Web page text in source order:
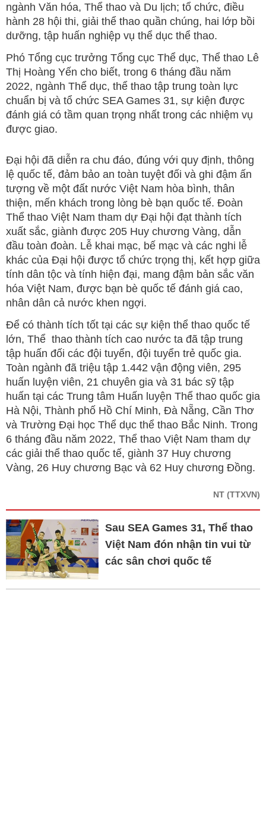
ngành Văn hóa, Thể thao và Du lịch; tổ chức, điều
hành 28 hội thi, giải thể thao quần chúng, hai lớp bồi
dưỡng, tập huấn nghiệp vụ thể dục thể thao.
Phó Tổng cục trưởng Tổng cục Thể dục, Thể thao Lê
Thị Hoàng Yến cho biết, trong 6 tháng đầu năm
2022, ngành Thể dục, thể thao tập trung toàn lực
chuẩn bị và tổ chức SEA Games 31, sự kiện được
đánh giá có tầm quan trọng nhất trong các nhiệm vụ
được giao.
Đại hội đã diễn ra chu đáo, đúng với quy định, thông
lệ quốc tế, đảm bảo an toàn tuyệt đối và ghi đậm ấn
tượng về một đất nước Việt Nam hòa bình, thân
thiện, mến khách trong lòng bè bạn quốc tế. Đoàn
Thể thao Việt Nam tham dự Đại hội đạt thành tích
xuất sắc, giành được 205 Huy chương Vàng, dẫn
đầu toàn đoàn. Lễ khai mạc, bế mạc và các nghi lễ
khác của Đại hội được tổ chức trọng thị, kết hợp giữa
tính dân tộc và tính hiện đại, mang đậm bản sắc văn
hóa Việt Nam, được bạn bè quốc tế đánh giá cao,
nhân dân cả nước khen ngợi.
Để có thành tích tốt tại các sự kiện thể thao quốc tế
lớn, Thể thao thành tích cao nước ta đã tập trung
tập huấn đối các đội tuyển, đội tuyển trẻ quốc gia.
Toàn ngành đã triệu tập 1.442 vận động viên, 295
huấn luyện viên, 21 chuyên gia và 31 bác sỹ tập
huấn tại các Trung tâm Huấn luyện Thể thao quốc gia
Hà Nội, Thành phố Hồ Chí Minh, Đà Nẵng, Cần Thơ
và Trường Đại học Thể dục thể thao Bắc Ninh. Trong
6 tháng đầu năm 2022, Thể thao Việt Nam tham dự
các giải thể thao quốc tế, giành 37 Huy chương
Vàng, 26 Huy chương Bạc và 62 Huy chương Đồng.
NT (TTXVN)
Sau SEA Games 31, Thể thao
Việt Nam đón nhận tin vui từ
các sân chơi quốc tế